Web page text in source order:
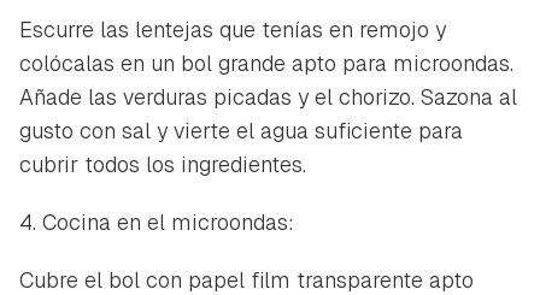
Escurre las lentejas que tenías en remojo y
colócalas en un bol grande apto para microondas.
Añade las verduras picadas y el chorizo. Sazona al
gusto con sal y vierte el agua suficiente para
cubrir todos los ingredientes.
4. Cocina en el microondas:
Cubre el bol con papel film transparente apto